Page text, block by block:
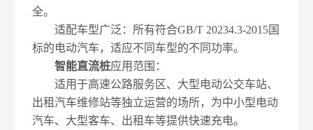
全。
适配车型广泛：所有符合GB/T 20234.3-2015国
标的电动汽车，适应不同车型的不同功率。
智能直流桩应用范围：
适用于高速公路服务区、大型电动公交车站、
出租汽车维修站等独立运营的场所，为中小型电动
汽车、大型客车、出租车等提供快速充电。